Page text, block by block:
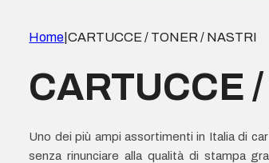
Home |CARTUCCE / TONER / NASTRI
CARTUCCE
NASTRI
Uno dei più ampi assortimenti in Italia di
senza rinunciare alla qualità di stampa